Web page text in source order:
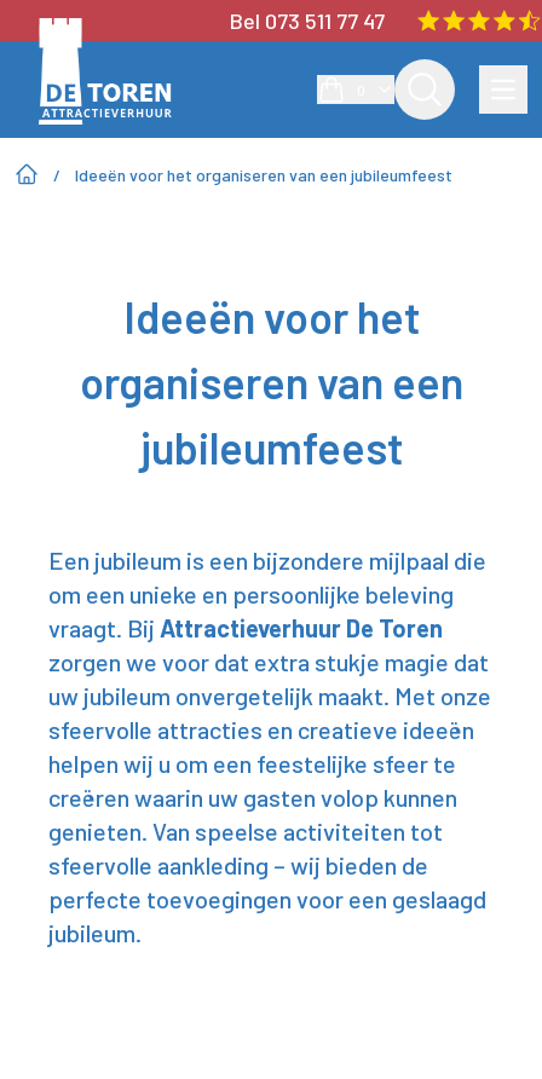
Bel 073 511 77 47
/ Ideeën voor het organiseren van een jubileumfeest
Ideeën voor het
organiseren van een
jubileumfeest
Een jubileum is een bijzondere mijlpaal die
om een unieke en persoonlijke beleving
vraagt. Bij Attractieverhuur De Toren
zorgen we voor dat extra stukje magie dat
uw jubileum onvergetelijk maakt. Met onze
sfeervolle attracties en creatieve ideeën
helpen wij u om een feestelijke sfeer te
creëren waarin uw gasten volop kunnen
genieten. Van speelse activiteiten tot
sfeervolle aankleding – wij bieden de
perfecte toevoegingen voor een geslaagd
jubileum.